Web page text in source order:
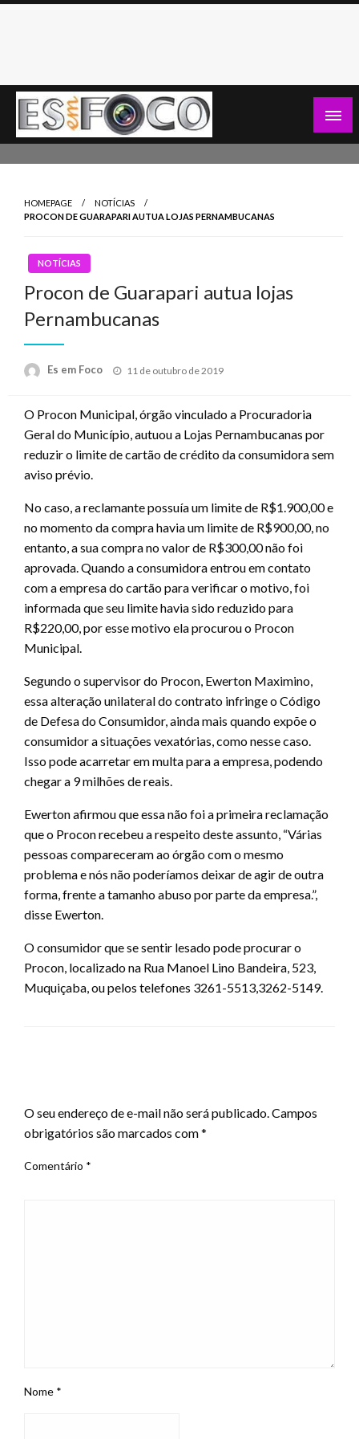
Skip
HOMEPAGE
NOTÍCIAS
PROCON DE GUARAPARI AUTUA LOJAS PERNAMBUCANAS
NOTÍCIAS
Procon de Guarapari autua lojas
Pernambucanas
Es em Foco
Posted
11 de outubro de 2019
O Procon Municipal, órgão vinculado a Procuradoria
Geral do Município, autuou a Lojas Pernambucanas por
reduzir o limite de cartão de crédito da consumidora sem
aviso prévio.
No caso, a reclamante possuía um limite de R$1.900,00 e
no momento da compra havia um limite de R$900,00, no
entanto, a sua compra no valor de R$300,00 não foi
aprovada. Quando a consumidora entrou em contato
com a empresa do cartão para verificar o motivo, foi
informada que seu limite havia sido reduzido para
R$220,00, por esse motivo ela procurou o Procon
Municipal.
Segundo o supervisor do Procon, Ewerton Maximino,
essa alteração unilateral do contrato infringe o Código
de Defesa do Consumidor, ainda mais quando expõe o
consumidor a situações vexatórias, como nesse caso.
Isso pode acarretar em multa para a empresa, podendo
chegar a 9 milhões de reais.
Ewerton afirmou que essa não foi a primeira reclamação
que o Procon recebeu a respeito deste assunto, “Várias
pessoas compareceram ao órgão com o mesmo
problema e nós não poderíamos deixar de agir de outra
forma, frente a tamanho abuso por parte da empresa.”,
disse Ewerton.
O consumidor que se sentir lesado pode procurar o
Procon, localizado na Rua Manoel Lino Bandeira, 523,
Muquiçaba, ou pelos telefones 3261-5513,3262-5149.
O seu endereço de e-mail não será publicado.Campos
obrigatórios são marcados com*
Comentário *
Nome *